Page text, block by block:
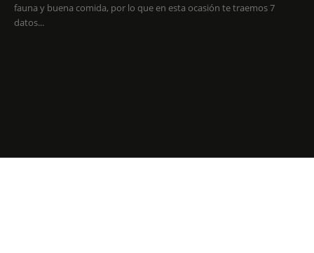
fauna y buena comida, por lo que en esta ocasión te traemos 7
datos...